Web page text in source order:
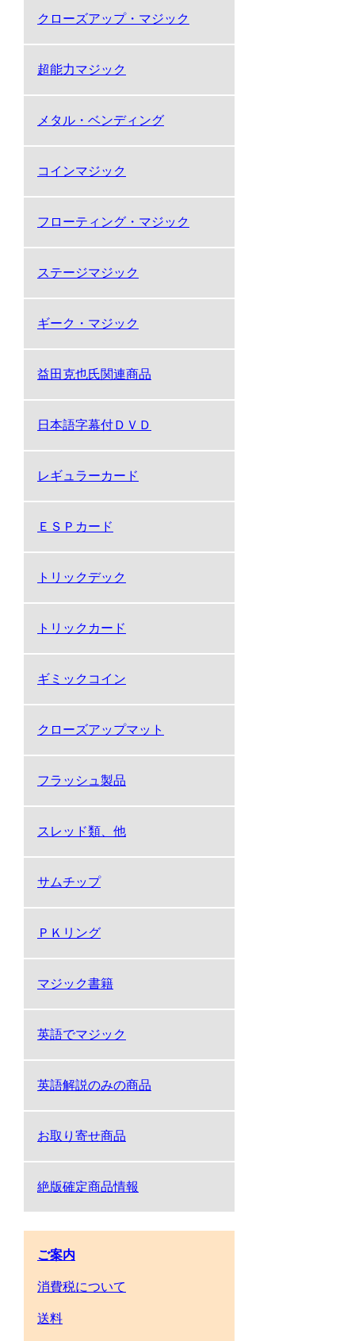
クローズアップ・マジック
超能力マジック
メタル・ベンディング
コインマジック
フローティング・マジック
ステージマジック
ギーク・マジック
益田克也氏関連商品
日本語字幕付ＤＶＤ
レギュラーカード
ＥＳＰカード
トリックデック
トリックカード
ギミックコイン
クローズアップマット
フラッシュ製品
スレッド類、他
サムチップ
ＰＫリング
マジック書籍
英語でマジック
英語解説のみの商品
お取り寄せ商品
絶版確定商品情報
ご案内
消費税について
送料